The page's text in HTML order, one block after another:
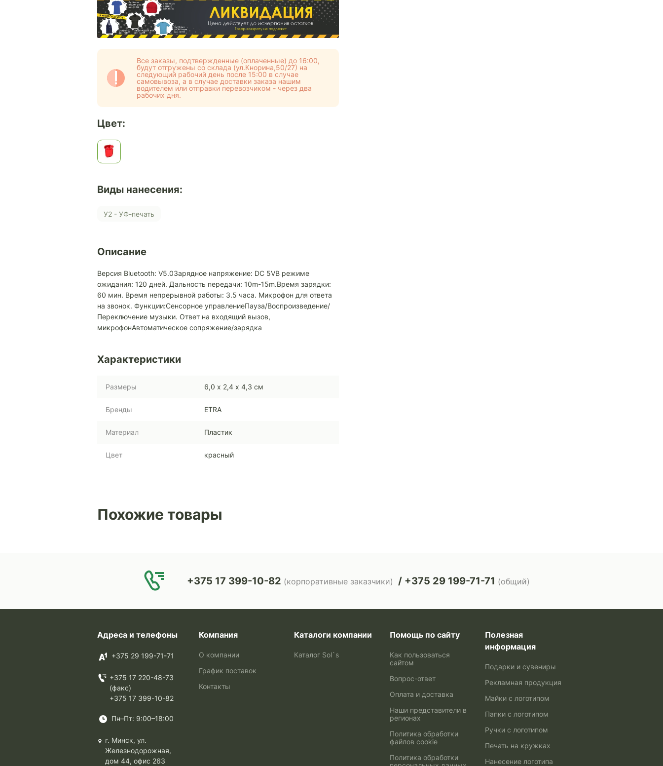
Все заказы, подтвержденные (оплаченные) до 16:00,
будут отгружены со склада (ул.Кнорина,50/27) на
следующий рабочий день после 15:00 в случае
самовывоза, а в случае доставки заказа нашим
водителем или отправки перевозчиком - через два
рабочих дня.
Цвет:
Виды нанесения:
У2 - УФ-печать
Описание
Версия Bluetooth: V5.0Зарядное напряжение: DC 5VВ режиме
ожидания: 120 дней. Дальность передачи: 10m-15m.Время зарядки:
60 мин. Время непрерывной работы: 3.5 часа. Микрофон для ответа
на звонок. Функции:Сенсорное управлениеПауза/Воспроизведение/
Переключение музыки. Ответ на входящий вызов,
микрофонАвтоматическое сопряжение/зарядка
Характеристики
Размеры 6,0 х 2,4 х 4,3 см
Бренды ETRA
Материал Пластик
Цвет красный
Похожие товары
+375 17 399-10-82 (корпоративные заказчики) +375 29 199-71-71 (общий)
Адреса и телефоны
+375 29 199-71-71
+375 17 220-48-73
(факс)
+375 17 399-10-82
Пн–Пт: 9:00–18:00
г. Минск, ул.
Железнодорожная,
дом 44, офис 263
Компания
О компании
График поставок
Контакты
Каталоги компании
Каталог Sol`s
Помощь по сайту
Как пользоваться
сайтом
Вопрос-ответ
Оплата и доставка
Наши представители в
регионах
Политика обработки
файлов cookie
Политика обработки
Полезная
информация
Подарки и сувениры
Рекламная продукция
Майки с логотипом
Папки с логотипом
Ручки с логотипом
Печать на кружках
Нанесение логотипа